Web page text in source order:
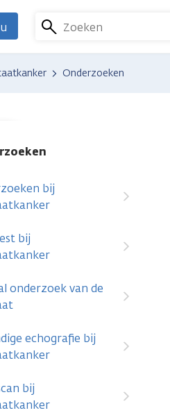
Zoeken
Onderzoeken
bij
bij
onderzoek van de
echografie bij
bij